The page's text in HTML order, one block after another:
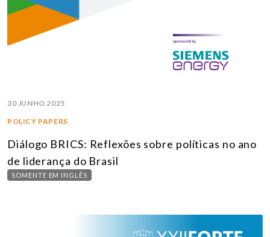
30 JUNHO 2025
POLICY PAPERS
Diálogo BRICS: Reflexões sobre políticas no ano
de liderança do Brasil
SOMENTE EM INGLÊS